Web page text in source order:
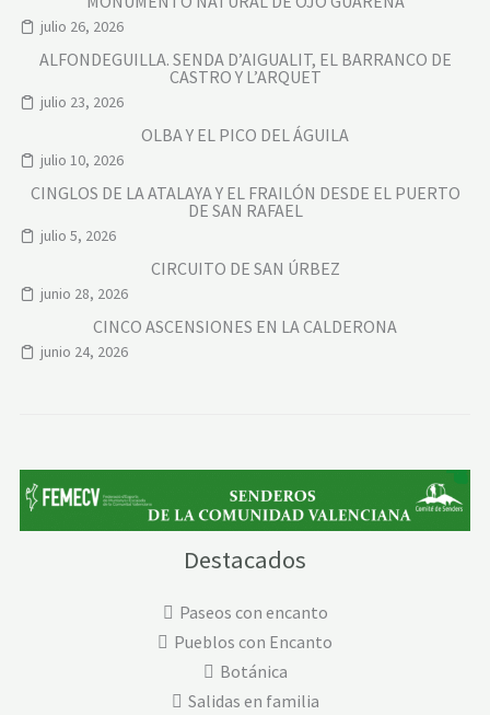
julio 26, 2026
ALFONDEGUILLA. SENDA D’AIGUALIT, EL BARRANCO DE
CASTRO Y L’ARQUET
julio 23, 2026
OLBA Y EL PICO DEL ÁGUILA
julio 10, 2026
CINGLOS DE LA ATALAYA Y EL FRAILÓN DESDE EL PUERTO
DE SAN RAFAEL
julio 5, 2026
CIRCUITO DE SAN ÚRBEZ
junio 28, 2026
CINCO ASCENSIONES EN LA CALDERONA
junio 24, 2026
Destacados
Paseos con encanto
Pueblos con Encanto
Botánica
Salidas en familia